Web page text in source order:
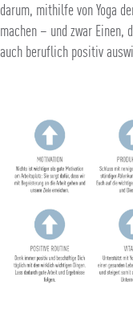
darum, mithilfe von Yoga
machen – und zwar Einen,
auch beruflich positiv